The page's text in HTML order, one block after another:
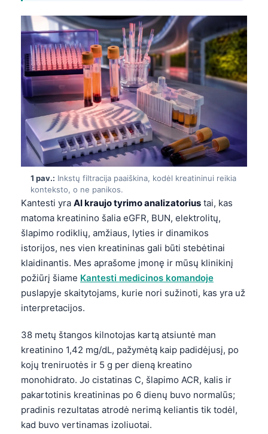
1 pav.: Inkstų filtracija paaiškina, kodėl kreatininui reikia
konteksto, o ne panikos.
Kantesti yra AI kraujo tyrimo analizatorius tai, kas
matoma kreatinino šalia eGFR, BUN, elektrolitų,
šlapimo rodiklių, amžiaus, lyties ir dinamikos
istorijos, nes vien kreatininas gali būti stebėtinai
klaidinantis. Mes aprašome įmonę ir mūsų klinikinį
požiūrį šiame Kantesti medicinos komandoje
puslapyje skaitytojams, kurie nori sužinoti, kas yra už
interpretacijos.
38 metų štangos kilnotojas kartą atsiuntė man
kreatinino 1,42 mg/dL, pažymėtą kaip padidėjusį, po
kojų treniruotės ir 5 g per dieną kreatino
monohidrato. Jo cistatinas C, šlapimo ACR, kalis ir
pakartotinis kreatininas po 6 dienų buvo normalūs;
pradinis rezultatas atrodė nerimą keliantis tik todėl,
kad buvo vertinamas izoliuotai.